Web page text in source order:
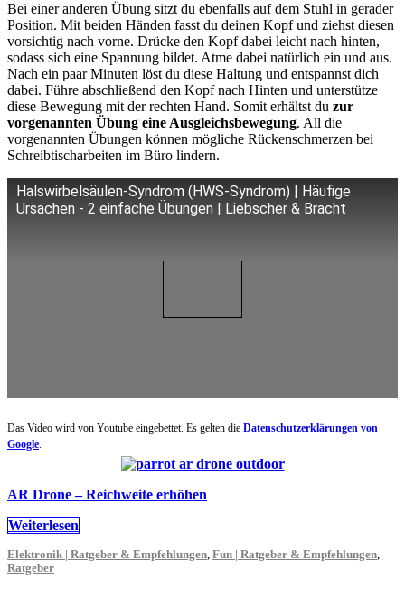
Bei einer anderen Übung sitzt du ebenfalls auf dem Stuhl in gerader
Position. Mit beiden Händen fasst du deinen Kopf und ziehst diesen
vorsichtig nach vorne. Drücke den Kopf dabei leicht nach hinten,
sodass sich eine Spannung bildet. Atme dabei natürlich ein und aus.
Nach ein paar Minuten löst du diese Haltung und entspannst dich
dabei. Führe abschließend den Kopf nach Hinten und unterstütze
diese Bewegung mit der rechten Hand. Somit erhältst du zur
vorgenannten Übung eine Ausgleichsbewegung. All die
vorgenannten Übungen können mögliche Rückenschmerzen bei
Schreibtischarbeiten im Büro lindern.
Halswirbelsäulen-Syndrom (HWS-Syndrom) | Häufige
Ursachen - 2 einfache Übungen | Liebscher & Bracht
Das Video wird von Youtube eingebettet. Es gelten die Datenschutzerklärungen von
Google.
AR Drone – Reichweite erhöhen
Weiterlesen
Elektronik | Ratgeber & Empfehlungen, Fun | Ratgeber & Empfehlungen,
Ratgeber